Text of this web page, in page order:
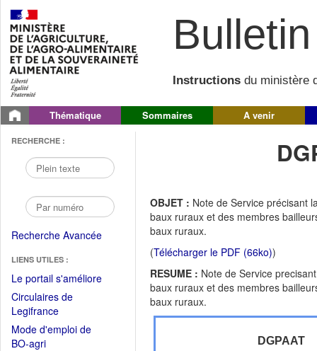
Instructions du ministère
Thématique Sommaires A venir
RECHERCHE :
Recherche Avancée
LIENS UTILES :
Le portail s'améliore(Fichier
Circulaires de
Legifrance(Ouvrir
dans
une
Mode d'emploi de
BO-agri(Ouvrir
OBJET : Note de Service précisant
baux ruraux et des membres
baux ruraux.
(Télécharger le PDF (66ko))
RESUME : Note de Service
baux ruraux et des membres
baux ruraux.
DGPAAT